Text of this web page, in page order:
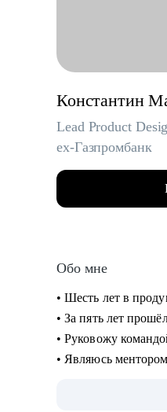
Константин
Lead Product
ex-Газпромбанк
Обо мне
• Шесть лет в
• За пять лет
• Руковожу
• Являюсь
• Отсмотрел и